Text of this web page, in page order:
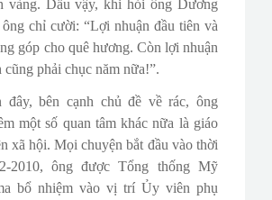
vàng. Dẫu vậy, khi hỏi ông Dương
chỉ cười: “Lợi nhuận đầu tiên và
góp cho quê hương. Còn lợi nhuận
phải chục năm nữa!”.
đây, bên cạnh chủ đề về rác, ông
một số quan tâm khác nữa là giáo
xã hội. Mọi chuyện bắt đầu vào thời
2010, ông được Tổng thống Mỹ
bổ nhiệm vào vị trí Ủy viên phụ